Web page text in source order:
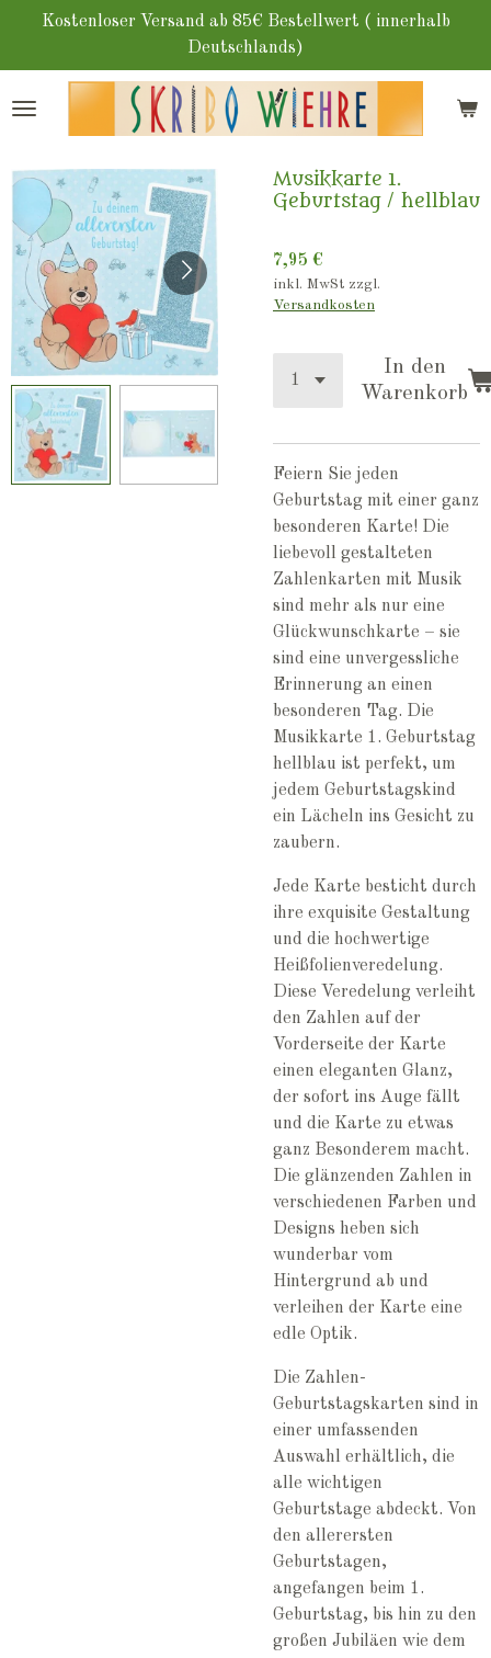
Zum
springen
Kostenloser Versand ab 85€ Bestellwert ( innerhalb
Deutschlands)
Musikkarte 1.
Geburtstag / hellblau
7,95 €
inkl. MwSt zzgl.
Versandkosten
In den
Warenkorb
Feiern Sie jeden
Geburtstag mit einer ganz
besonderen Karte! Die
liebevoll gestalteten
Zahlenkarten mit Musik
sind mehr als nur eine
Glückwunschkarte – sie
sind eine unvergessliche
Erinnerung an einen
besonderen Tag. Die
Musikkarte 1. Geburtstag
hellblau ist perfekt, um
jedem Geburtstagskind
ein Lächeln ins Gesicht zu
zaubern.
Jede Karte besticht durch
ihre exquisite Gestaltung
und die hochwertige
Heißfolienveredelung.
Diese Veredelung verleiht
den Zahlen auf der
Vorderseite der Karte
einen eleganten Glanz,
der sofort ins Auge fällt
und die Karte zu etwas
ganz Besonderem macht.
Die glänzenden Zahlen in
verschiedenen Farben und
Designs heben sich
wunderbar vom
Hintergrund ab und
verleihen der Karte eine
edle Optik.
Die Zahlen-
Geburtstagskarten sind in
einer umfassenden
Auswahl erhältlich, die
alle wichtigen
Geburtstage abdeckt. Von
den allerersten
Geburtstagen,
angefangen beim 1.
Geburtstag, bis hin zu den
großen Jubiläen wie dem